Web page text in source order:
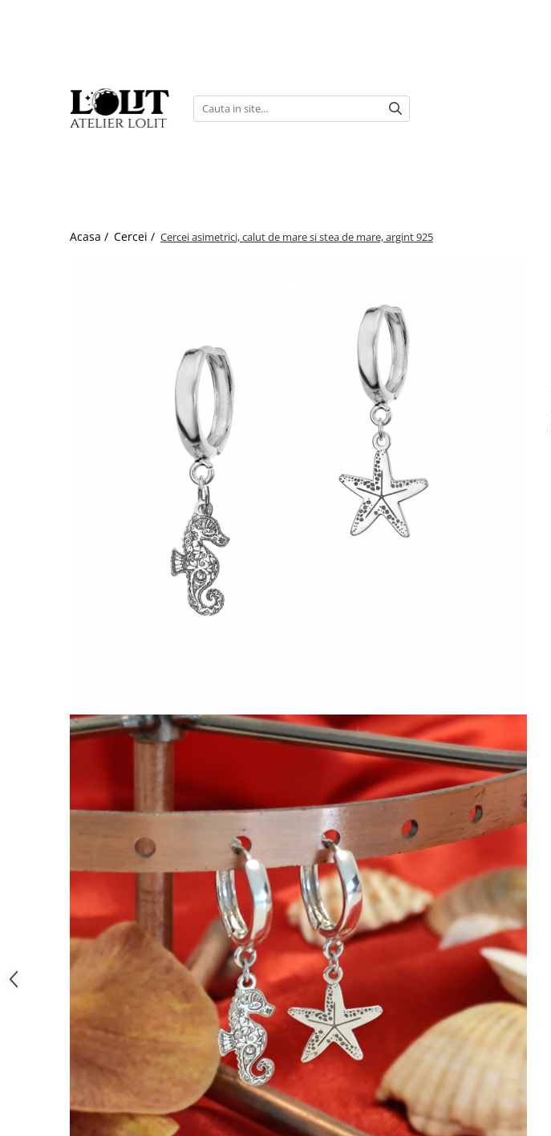
Bratari fixe (bangle)
Bratari lantisor
Cherry Bomb
Crescent Moon
Bratari snur
Pandantive
Acasa / Cercei / Cercei asimetrici, calut de mare si stea de mare, argint 925